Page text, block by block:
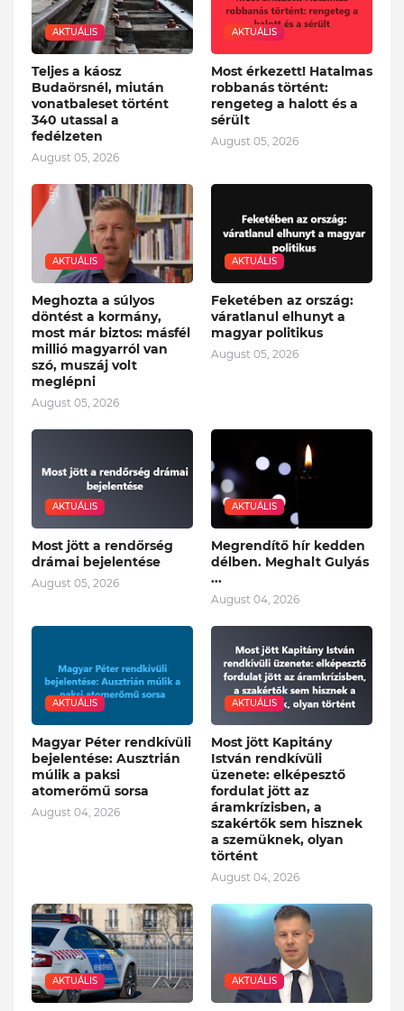
AKTUÁLIS
Teljes a káosz
Budaörsnél, miután
vonatbaleset történt
340 utassal a
fedélzeten
August 05, 2026
AKTUÁLIS
Most érkezett! Hatalmas
robbanás történt:
rengeteg a halott és a
sérült
August 05, 2026
AKTUÁLIS
Meghozta a súlyos
döntést a kormány,
most már biztos: másfél
millió magyarról van
szó, muszáj volt
meglépni
August 05, 2026
AKTUÁLIS
Feketében az ország:
váratlanul elhunyt a
magyar politikus
August 05, 2026
AKTUÁLIS
Most jött a rendőrség
drámai bejelentése
August 05, 2026
AKTUÁLIS
Megrendítő hír kedden
délben. Meghalt Gulyás
...
August 04, 2026
AKTUÁLIS
Magyar Péter rendkívüli
bejelentése: Ausztrián
múlik a paksi
atomerőmű sorsa
August 04, 2026
AKTUÁLIS
Most jött Kapitány
István rendkívüli
üzenete: elképesztő
fordulat jött az
áramkrízisben, a
szakértők sem hisznek
a szemüknek, olyan
történt
August 04, 2026
AKTUÁLIS AKTUÁLIS